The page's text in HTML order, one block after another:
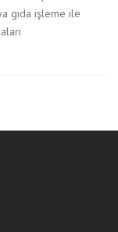
gıda işleme ile